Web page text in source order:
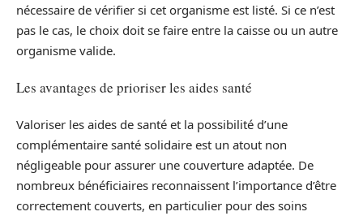
nécessaire de vérifier si cet organisme est listé. Si ce n’est
pas le cas, le choix doit se faire entre la caisse ou un autre
organisme valide.
Les avantages de prioriser les aides santé
Valoriser les aides de santé et la possibilité d’une
complémentaire santé solidaire est un atout non
négligeable pour assurer une couverture adaptée. De
nombreux bénéficiaires reconnaissent l’importance d’être
correctement couverts, en particulier pour des soins